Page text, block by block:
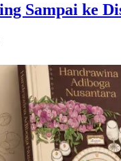
Sampai ke